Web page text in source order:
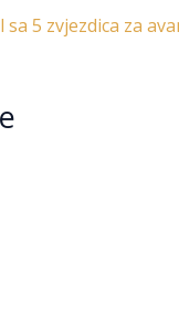
5 zvjezdica za